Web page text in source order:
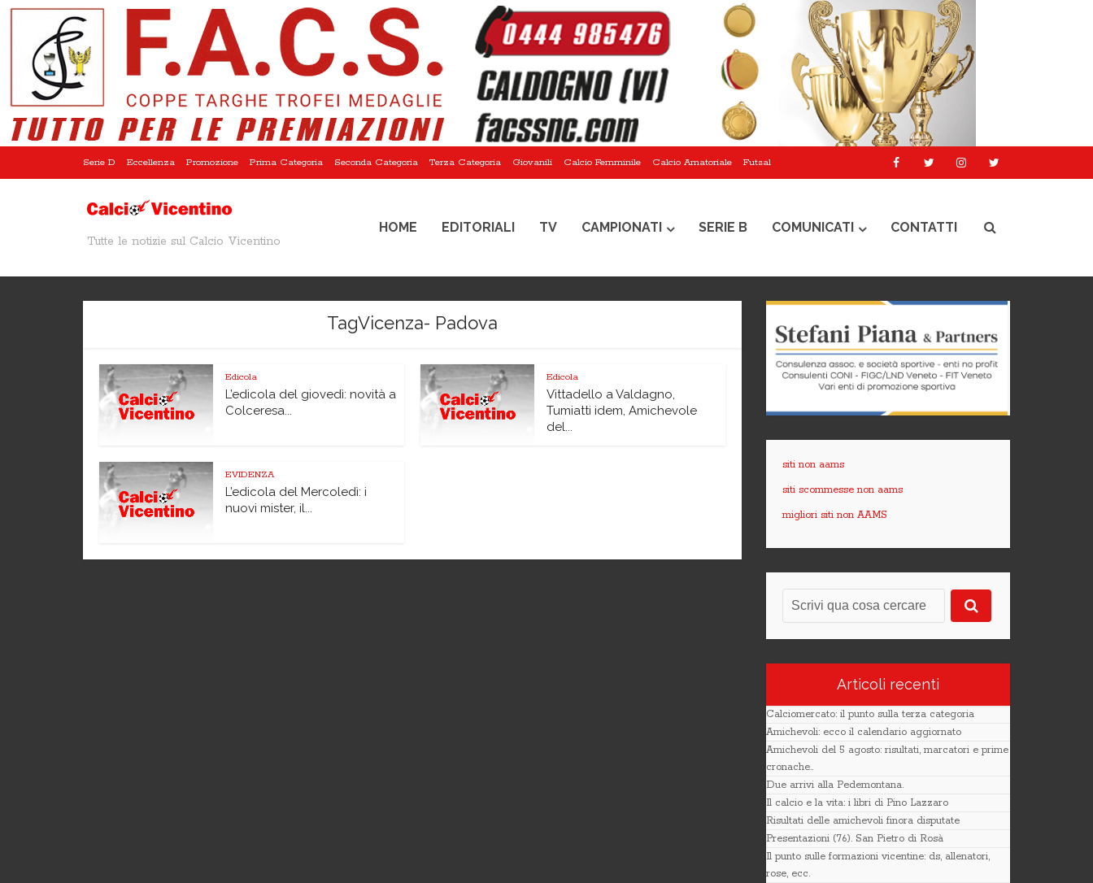
Serie D Eccellenza Promozione Prima Categoria Seconda Categoria Terza Categoria Giovanili Calcio Femminile Calcio Amatoriale Futsal
Tutte le notizie sul Calcio Vicentino
HOME EDITORIALI TV CAMPIONATI SERIE B COMUNICATI CONTATTI
TagVicenza- Padova
Edicola
L’edicola del giovedì: novità a
Colceresa...
Edicola
Vittadello a Valdagno,
Tumiatti idem, Amichevole
del...
EVIDENZA
L’edicola del Mercoledì: i
nuovi mister, il...
siti non aams
siti scommesse non aams
migliori siti non AAMS
Articoli recenti
Calciomercato: il punto sulla terza categoria
Amichevoli: ecco il calendario aggiornato
Amichevoli del 5 agosto: risultati, marcatori e prime
cronache..
Due arrivi alla Pedemontana.
Il calcio e la vita: i libri di Pino Lazzaro
Risultati delle amichevoli finora disputate
Presentazioni (76). San Pietro di Rosà
Il punto sulle formazioni vicentine: ds, allenatori,
rose, ecc.